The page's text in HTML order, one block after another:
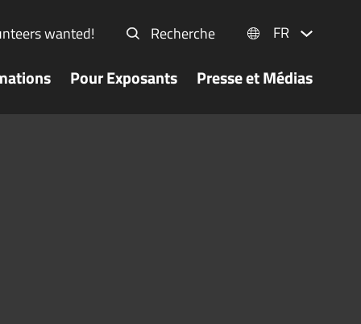
wanted! Recherche FR
Pour Exposants Presse et Médias